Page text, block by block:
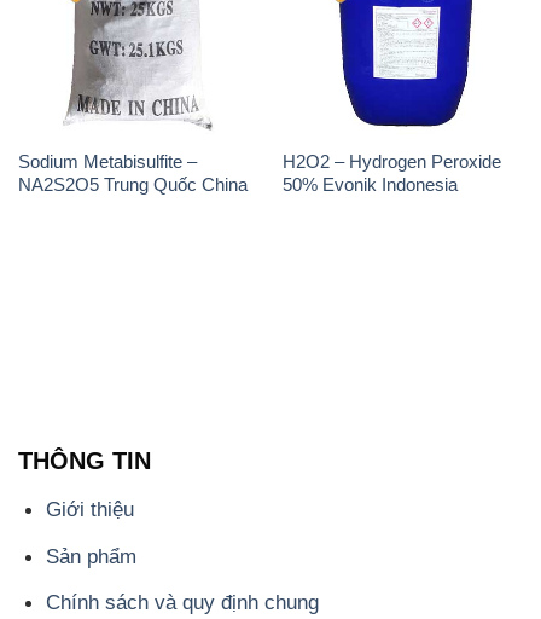
Sodium Metabisulfite –
NA2S2O5 Trung Quốc China
H2O2 – Hydrogen Peroxide
50% Evonik Indonesia
THÔNG TIN
Giới thiệu
Sản phẩm
Chính sách và quy định chung